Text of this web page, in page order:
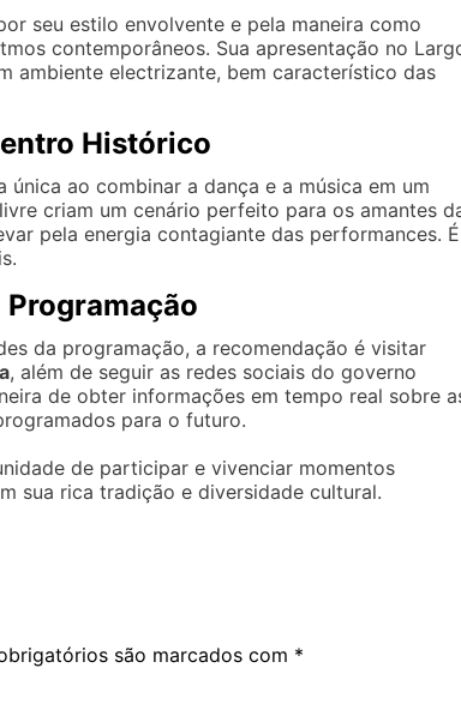
seu estilo envolvente e pela maneira como
contemporâneos. Sua apresentação no
ambiente electrizante, bem característico das
Histórico
ao combinar a dança e a música em um
criam um cenário perfeito para os amantes
pela energia contagiante das performances. É
da programação, a recomendação é visitar
, além de seguir as redes sociais do governo
de obter informações em tempo real sobre
para o futuro.
de participar e vivenciar momentos
sua rica tradição e diversidade cultural.
são marcados com *